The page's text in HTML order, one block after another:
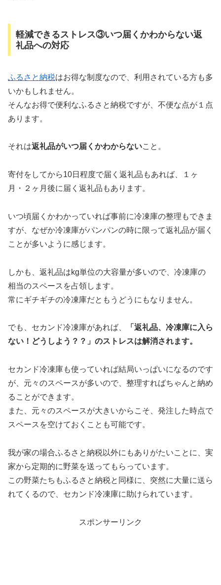
軽減できるストレス③いつ届くかわからない返
礼品への対応
ふるさと納税はお得な制度なので、利用されている方も多
いかもしれません。
そんなお得で便利なふるさと納税ですが、不便な点が１点
あります。
それは返礼品がいつ届くかわからないこと。
寄付をしてから10日程度で届く返礼品もあれば、１ヶ
月・２ヶ月後に届く返礼品もあります。
いつ頃届くかわかっていれば事前に冷凍庫の整理もできま
すが、なぜか冷凍庫がパンパンの時に限って返礼品が届く
ことが多いように感じます。
しかも、返礼品はkg単位の大容量が多いので、冷凍庫の
相当のスペースを占領します。
常にギチギチの冷凍庫だともうどうにもなりません。
でも、セカンド冷凍庫があれば、
「返礼品、冷凍庫に入ら
ない！どうしよう？？」のストレスは解消されます。
セカンド冷凍庫も使っていれば結局いっぱいになるのです
が、元々のスペースが多いので、整理すればちゃんと納め
ることができます。
また、元々のスペースが大きいからこそ、発注した時点で
スペースを空けておくことも可能です。
我が家の場合ふるさと納税以外にもありがたいことに、実
家から定期的に野菜を送ってもらっています。
この野菜たちもふるさと納税と同様に、突然に大量に送ら
れてくるので、セカンド冷凍庫に助けられています。
スポンサーリンク